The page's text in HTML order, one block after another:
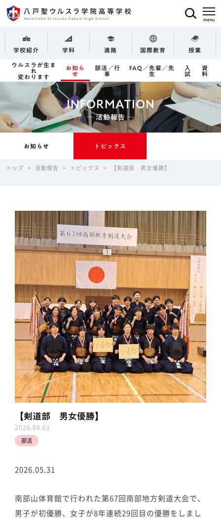
学校紹介 学科 進路 国際教育 授業
ウルスラが生ま
れ
変わります
お知ら
せ
部活／行
事
FAQ／先輩／先
生
入
試
資
料
INFORMATION
─ 活動報告 ─
お知らせ トピックス
トップ > 活動報告 > トピックス > 【剣道部 男女優勝】
【剣道部 男女優勝】
2026.06.01
部活
2026.05.31
南部山体育館で行われた第67回南部地方剣道大会で、
男子が初優勝、女子が8年連続29回目の優勝をしまし